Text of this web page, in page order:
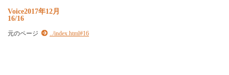
Voice2017年12月
16/16
元のページ ../index.html#16